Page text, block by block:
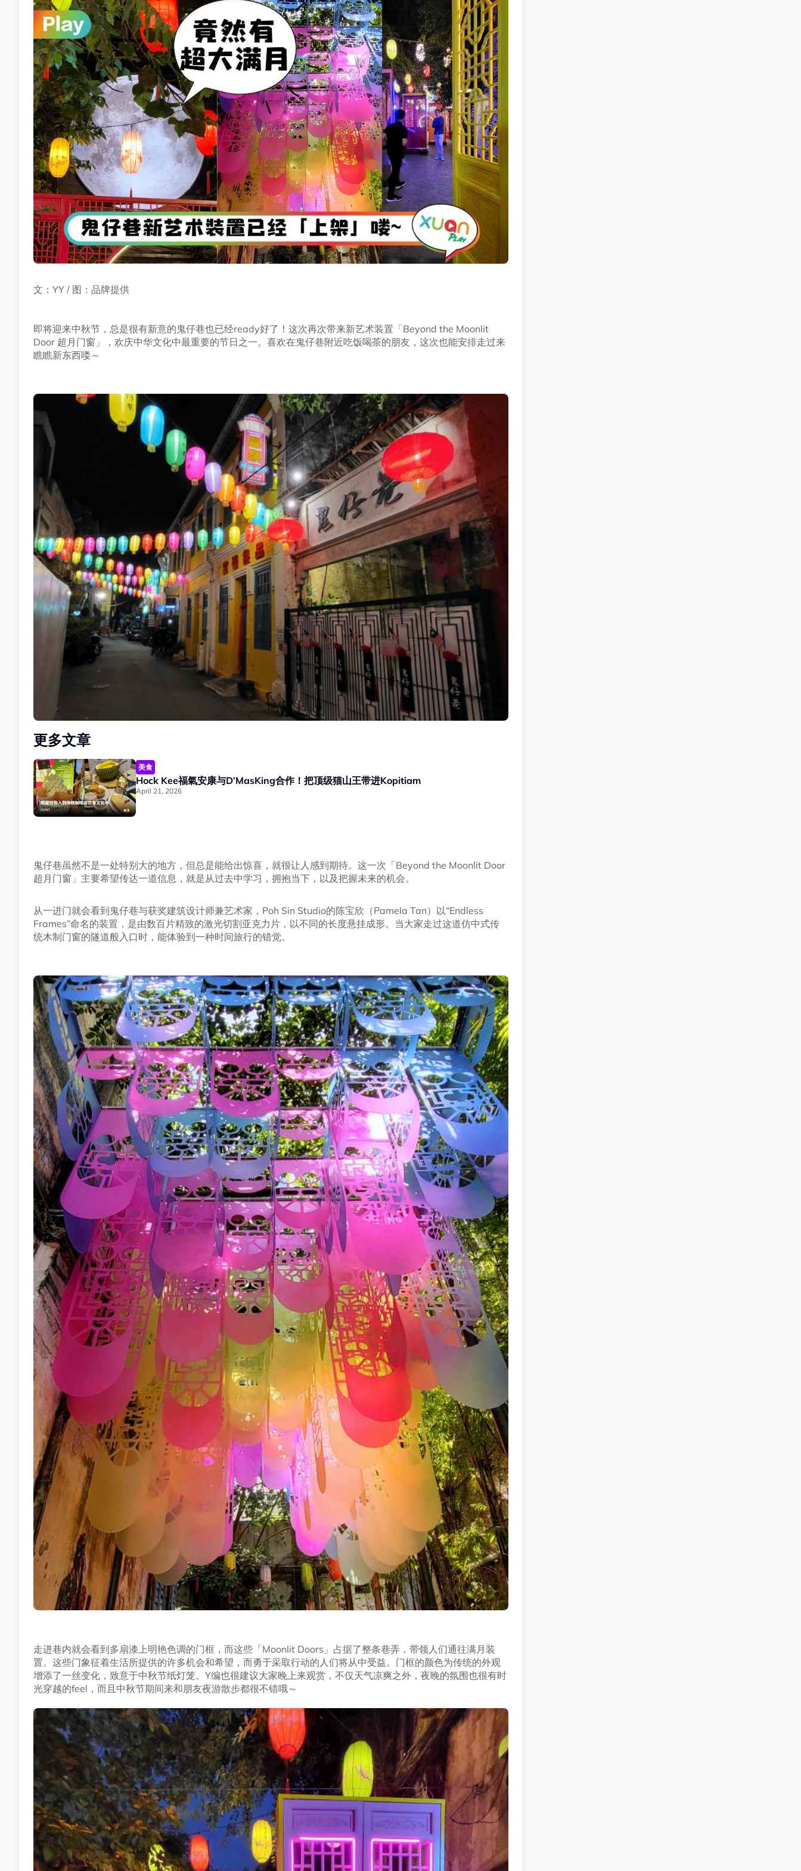
文：YY / 图：品牌提供
即将迎来中秋节，总是很有新意的鬼仔巷也已经ready好了！这次再次带来新艺术装置「Beyond the Moonlit
Door 超月门窗」，欢庆中华文化中最重要的节日之一。喜欢在鬼仔巷附近吃饭喝茶的朋友，这次也能安排走过来
瞧瞧新东西喽～
更多文章
美食
Hock Kee福氣安康与D’MasKing合作！把顶级猫山王带进Kopitiam
April 21, 2026
鬼仔巷虽然不是一处特别大的地方，但总是能给出惊喜，就很让人感到期待。这一次「Beyond the Moonlit Door
超月门窗」主要希望传达一道信息，就是从过去中学习，拥抱当下，以及把握未来的机会。
从一进门就会看到鬼仔巷与获奖建筑设计师兼艺术家，Poh Sin Studio的陈宝欣（Pamela Tan）以“Endless
Frames”命名的装置，是由数百片精致的激光切割亚克力片，以不同的长度悬挂成形。当大家走过这道仿中式传
统木制门窗的隧道般入口时，能体验到一种时间旅行的错觉。
走进巷内就会看到多扇漆上明艳色调的门框，而这些「Moonlit Doors」占据了整条巷弄，带领人们通往满月装
置。这些门象征着生活所提供的许多机会和希望，而勇于采取行动的人们将从中受益。门框的颜色为传统的外观
增添了一丝变化，致意于中秋节纸灯笼。Y编也很建议大家晚上来观赏，不仅天气凉爽之外，夜晚的氛围也很有时
光穿越的feel，而且中秋节期间来和朋友夜游散步都很不错哦～